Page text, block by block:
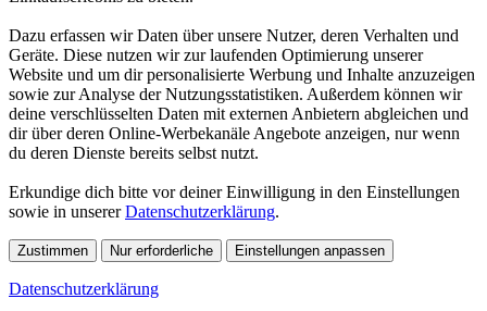
Dazu erfassen wir Daten über unsere Nutzer, deren Verhalten und
Geräte. Diese nutzen wir zur laufenden Optimierung unserer
Website und um dir personalisierte Werbung und Inhalte anzuzeigen
sowie zur Analyse der Nutzungsstatistiken. Außerdem können wir
deine verschlüsselten Daten mit externen Anbietern abgleichen und
dir über deren Online-Werbekanäle Angebote anzeigen, nur wenn
du deren Dienste bereits selbst nutzt.
Erkundige dich bitte vor deiner Einwilligung in den Einstellungen
sowie in unsererDatenschutzerklärung.
Zustimmen Nur erforderliche Einstellungen anpassen
Datenschutzerklärung